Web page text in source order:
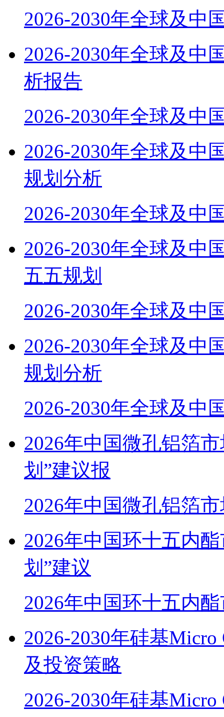
2026-2030年全球及中
2026-2030年全球及中
析报告
2026-2030年全球及中
2026-2030年全球及中
规划分析
2026-2030年全球及中
2026-2030年全球及中
五五规划
2026-2030年全球及中
2026-2030年全球及中
规划分析
2026-2030年全球及中
2026年中国微孔铝箔
划”建议报
2026年中国微孔铝箔
2026年中国环十五内
划”建议
2026年中国环十五内
2026-2030年硅基
及投资策略
2026-2030年硅基